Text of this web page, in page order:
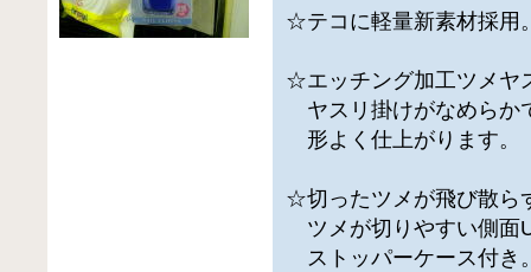
☆テコに軽量新素材採用
☆エッチング加工ツメヤ
ヤスリ掛けがなめらか
形よく仕上がります。
☆切ったツメが飛び散ら
ツメが切りやすい側面
ストッパーケース付き